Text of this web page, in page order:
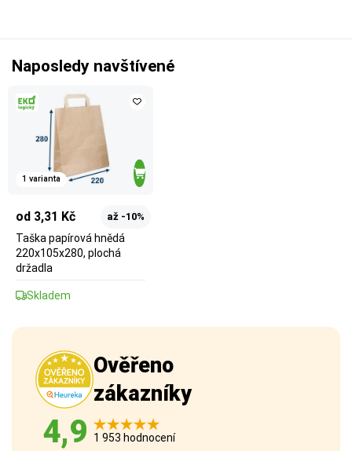
Naposledy navštívené
1 varianta
od 3,31 Kč až -10%
Taška papírová hnědá
220x105x280, plochá
držadla
Skladem
Ověřeno
zákazníky
4,9 1 953 hodnocení